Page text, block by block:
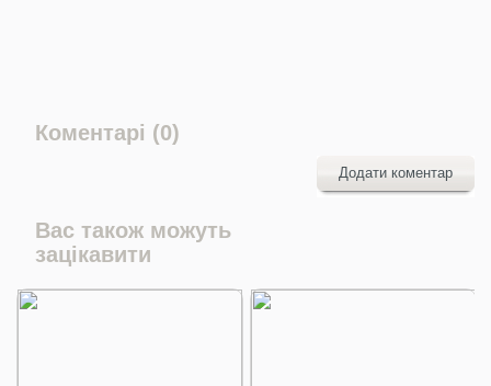
Коментарі (0)
Додати коментар
Вас також можуть
зацікавити